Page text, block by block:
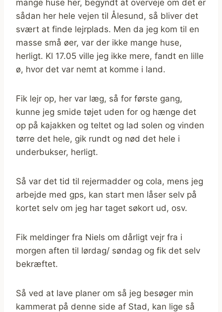
mange huse her, begyndt at overveje om det er
sådan her hele vejen til Ålesund, så bliver det
svært at finde lejrplads. Men da jeg kom til en
masse små øer, var der ikke mange huse,
herligt. Kl 17.05 ville jeg ikke mere, fandt en lille
ø, hvor det var nemt at komme i land.
Fik lejr op, her var læg, så for første gang,
kunne jeg smide tøjet uden for og hænge det
op på kajakken og teltet og lad solen og vinden
tørre det hele, gik rundt og nød det hele i
underbukser, herligt.
Så var det tid til rejermadder og cola, mens jeg
arbejde med gps, kan start men låser selv på
kortet selv om jeg har taget søkort ud, osv.
Fik meldinger fra Niels om dårligt vejr fra i
morgen aften til lørdag/ søndag og fik det selv
bekræftet.
Så ved at lave planer om så jeg besøger min
kammerat på denne side af Stad, kan lige så